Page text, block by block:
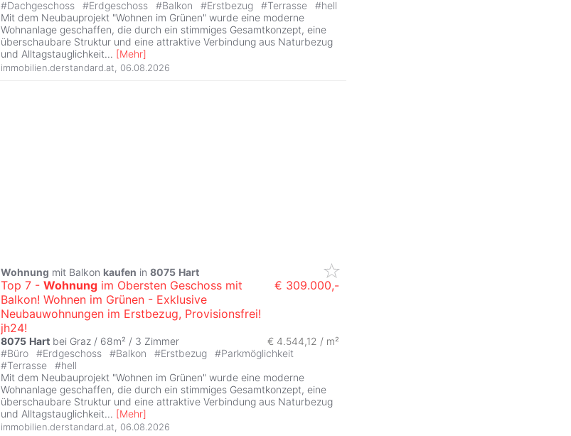
#Dachgeschoss #Erdgeschoss #Balkon #Erstbezug #Terrasse #hell
Mit dem Neubauprojekt "Wohnen im Grünen" wurde eine moderne
Wohnanlage geschaffen, die durch ein stimmiges Gesamtkonzept, eine
überschaubare Struktur und eine attraktive Verbindung aus Naturbezug
und Alltagstauglichkeit... [Mehr]
immobilien.derstandard.at 06.08.2026
Wohnung mit Balkon kaufen in 8075 Hart
Top 7 - Wohnung im Obersten Geschoss mit
Balkon! Wohnen im Grünen - Exklusive
Neubauwohnungen im Erstbezug, Provisionsfrei!
jh24!
€ 309.000,-
8075 Hart bei Graz / 68m² / 3 Zimmer € 4.544,12 / m²
#Büro #Erdgeschoss #Balkon #Erstbezug #Parkmöglichkeit
#Terrasse #hell
Mit dem Neubauprojekt "Wohnen im Grünen" wurde eine moderne
Wohnanlage geschaffen, die durch ein stimmiges Gesamtkonzept, eine
überschaubare Struktur und eine attraktive Verbindung aus Naturbezug
und Alltagstauglichkeit... [Mehr]
immobilien.derstandard.at, 06.08.2026